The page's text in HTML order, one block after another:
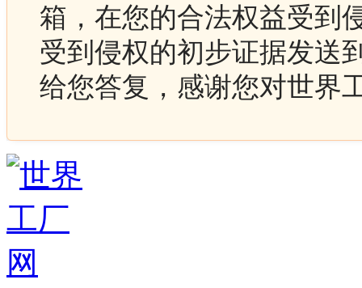
箱，在您的合法权益受到
受到侵权的初步证据发送
给您答复，感谢您对世界